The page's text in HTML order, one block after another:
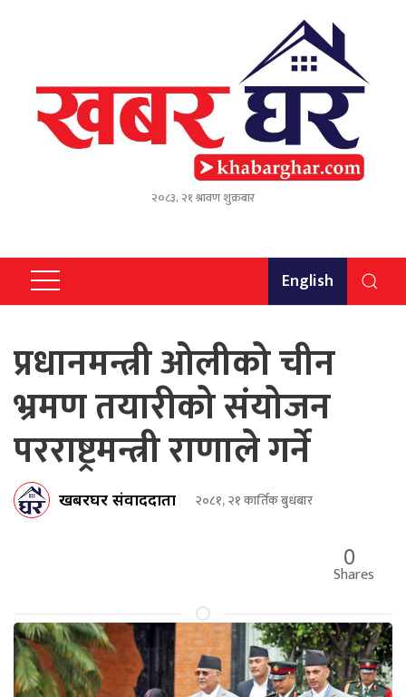
२०८३, २१ श्रावण शुक्रबार
English
प्रधानमन्त्री ओलीको चीन
भ्रमण तयारीको संयोजन
परराष्ट्रमन्त्री राणाले गर्ने
खबरघर संवाददाता २०८१, २१ कार्तिक बुधबार
0
Shares